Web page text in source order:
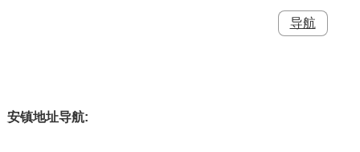
安镇地址导航: